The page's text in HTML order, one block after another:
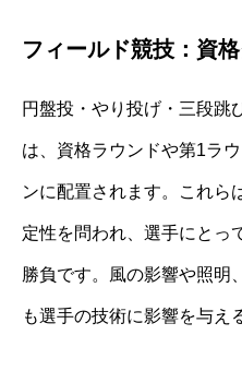
フィールド競技：資
円盤投・やり投げ・三段跳
は、資格ラウンドや第1ラ
ンに配置されます。これら
定性を問われ、選手にとっ
勝負です。風の影響や照明
も選手の技術に影響を与え